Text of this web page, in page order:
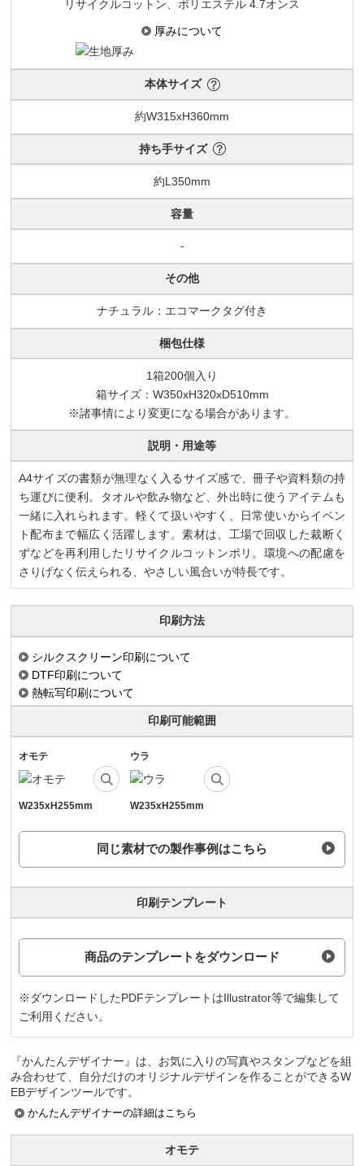
リサイクルコットン、ポリエステル 4.7オンス
厚みについて
本体サイズ
約W315xH360mm
持ち手サイズ
約L350mm
容量
-
その他
ナチュラル：エコマークタグ付き
梱包仕様
1箱200個入り
箱サイズ：W350xH320xD510mm
※諸事情により変更になる場合があります。
説明・用途等
A4サイズの書類が無理なく入るサイズ感で、冊子や資料類の持
ち運びに便利。タオルや飲み物など、外出時に使うアイテムも
一緒に入れられます。軽くて扱いやすく、日常使いからイベン
ト配布まで幅広く活躍します。素材は、工場で回収した裁断く
ずなどを再利用したリサイクルコットンポリ。環境への配慮を
さりげなく伝えられる、やさしい風合いが特長です。
印刷方法
シルクスクリーン印刷について
DTF印刷について
熱転写印刷について
印刷可能範囲
オモテ
W235xH255mm
ウラ
W235xH255mm
同じ素材での製作事例はこちら
印刷テンプレート
商品のテンプレートをダウンロード
※ダウンロードしたPDFテンプレートはIllustrator等で編集して
ご利用ください。
『かんたんデザイナー』は、お気に入りの写真やスタンプなどを組
み合わせて、自分だけのオリジナルデザインを作ることができるW
EBデザインツールです。
かんたんデザイナーの詳細はこちら
オモテ